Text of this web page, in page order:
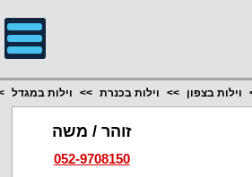
וילות בצפון וילות בכנרת וילות במגדל
זוהר / משה
052-9708150